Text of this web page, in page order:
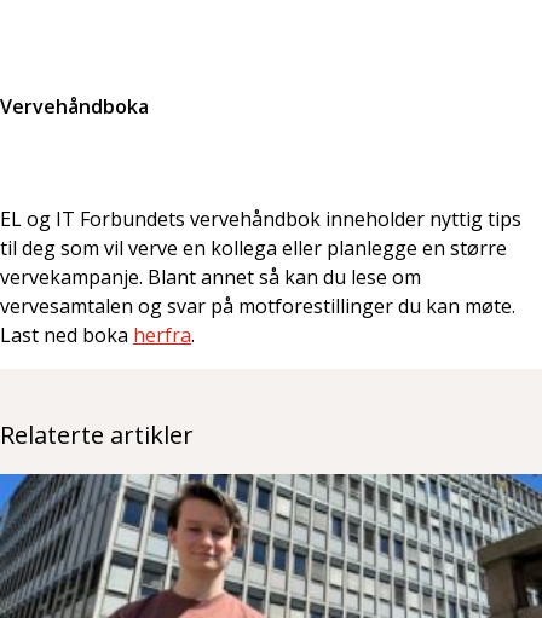
Vervehåndboka
EL og IT Forbundets vervehåndbok inneholder nyttig tips
til deg som vil verve en kollega eller planlegge en større
vervekampanje. Blant annet så kan du lese om
vervesamtalen og svar på motforestillinger du kan møte.
Last ned boka herfra.
Relaterte artikler